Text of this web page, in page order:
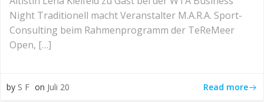
Night Traditionell macht Veranstalter M.A.R.A. Sport-
Consulting beim Rahmenprogramm der TeReMeer
Open, […]
by S F on Juli 20 Read more